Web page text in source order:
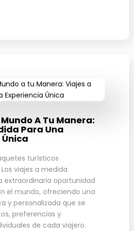
A Tu Manera:
Para Una
turísticos
viajes a medida
extraordinaria oportunidad
el mundo, ofreciendo una
y personalizada que se
preferencias y
de cada viajero.